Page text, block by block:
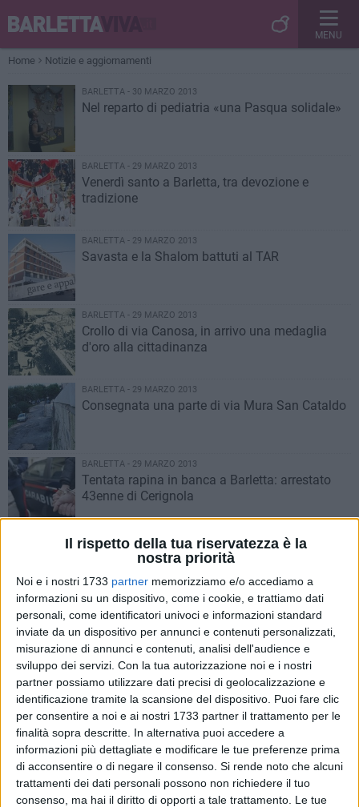
Il rispetto della tua riservatezza è la
nostra priorità
Noi e i nostri 1733 partner memorizziamo e/o accediamo a
informazioni su un dispositivo, come i cookie, e trattiamo dati
personali, come identificatori univoci e informazioni standard
inviate da un dispositivo per annunci e contenuti personalizzati,
misurazione di annunci e contenuti, analisi dell'audience e
sviluppo dei servizi. Con la tua autorizzazione noi e i nostri
partner possiamo utilizzare dati precisi di geolocalizzazione e
identificazione tramite la scansione del dispositivo. Puoi fare clic
per consentire a noi e ai nostri 1733 partner il trattamento per le
finalità sopra descritte. In alternativa puoi accedere a
informazioni più dettagliate e modificare le tue preferenze prima
di acconsentire o di negare il consenso. Si rende noto che alcuni
trattamenti dei dati personali possono non richiedere il tuo
consenso, ma hai il diritto di opporti a tale trattamento. Le tue
MENU
Home Notizie e aggiornamenti
BARLETTA - 30 MARZO 2013
Nel reparto di pediatria «una Pasqua solidale»
BARLETTA - 29 MARZO 2013
Venerdì santo a Barletta, tra devozione e
tradizione
BARLETTA - 29 MARZO 2013
Savasta e la Shalom battuti al TAR
BARLETTA - 29 MARZO 2013
Crollo di via Canosa, in arrivo una medaglia
d'oro alla cittadinanza
BARLETTA - 29 MARZO 2013
Consegnata una parte di via Mura San Cataldo
BARLETTA - 29 MARZO 2013
Tentata rapina in banca a Barletta: arrestato
43enne di Cerignola
BARLETTA - 29 MARZO 2013
Scoprendo la Processione Eucaristica del
BARLETTA - 28 MARZO 2013
L’amministrazione si prepara alle elezioni di
maggio
BARLETTA - 28 MARZO 2013
Rinvio a giudizio per tutti gli imputati del crollo
di via Roma
BARLETTA - 28 MARZO 2013
Spending review: CdA Bar.S.A. con massimo
tre componenti